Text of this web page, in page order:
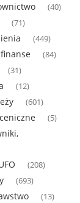
(40)
(71)
(449)
(84)
(31)
(12)
(601)
(5)
(208)
(693)
(13)